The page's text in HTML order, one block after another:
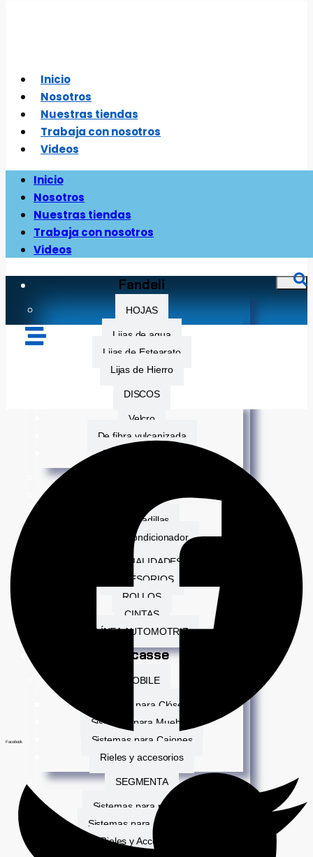
Inicio
Nosotros
Nuestras tiendas
Trabaja con nosotros
Videos
Inicio
Nosotros
Nuestras tiendas
Trabaja con nosotros
Videos
Fandeli
HOJAS
Lijas de agua
Lijas de Estearato
Lijas de Hierro
DISCOS
Velcro
De fibra vulcanizada
De corte de acero
Almohadillas
Disco acondicionador
ESPECIALIDADES
ACCESORIOS
ROLLOS
CINTAS
LÍNEA AUTOMOTRIZ
Ducasse
MOBILE
Sistemas para Clósets
Sistemas para Muebles
Sistemas para Cajones
Rieles y accesorios
SEGMENTA
Sistemas para puertas
Sistemas para divisiones
Rieles y Accesorios
Facebook